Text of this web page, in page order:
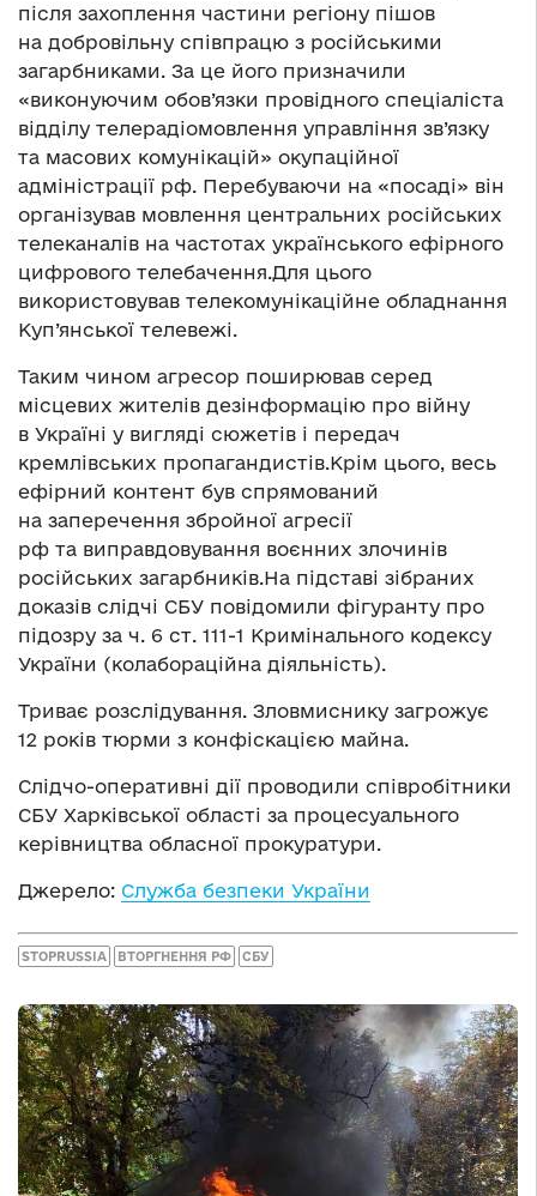
після захоплення частини регіону пішов
на добровільну співпрацю з російськими
загарбниками. За це його призначили
«виконуючим обов’язки провідного спеціаліста
відділу телерадіомовлення управління зв’язку
та масових комунікацій» окупаційної
адміністрації рф. Перебуваючи на «посаді» він
організував мовлення центральних російських
телеканалів на частотах українського ефірного
цифрового телебачення.Для цього
використовував телекомунікаційне обладнання
Куп’янської телевежі.
Таким чином агресор поширював серед
місцевих жителів дезінформацію про війну
в Україні у вигляді сюжетів і передач
кремлівських пропагандистів.Крім цього, весь
ефірний контент був спрямований
на заперечення збройної агресії
рф та виправдовування воєнних злочинів
російських загарбників.На підставі зібраних
доказів слідчі СБУ повідомили фігуранту про
підозру за ч. 6 ст. 111-1 Кримінального кодексу
України (колабораційна діяльність).
Триває розслідування. Зловмиснику загрожує
12 років тюрми з конфіскацією майна.
Слідчо-оперативні дії проводили співробітники
СБУ Харківської області за процесуального
керівництва обласної прокуратури.
Джерело: Служба безпеки України
STOPRUSSIA ВТОРГНЕННЯ РФ СБУ